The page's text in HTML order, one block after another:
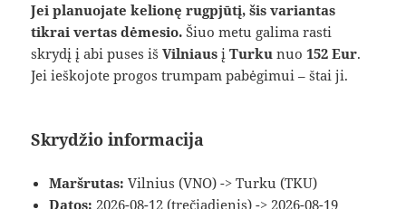
Jei planuojate kelionę rugpjūtį, šis variantas
tikrai vertas dėmesio. Šiuo metu galima rasti
skrydį į abi puses išVilniaus įTurku nuo152 Eur.
Jei ieškojote progos trumpam pabėgimui – štai ji.
Skrydžio informacija
Maršrutas: Vilnius (VNO) -> Turku (TKU)
Datos: 2026-08-12 (trečiadienis) -> 2026-08-19